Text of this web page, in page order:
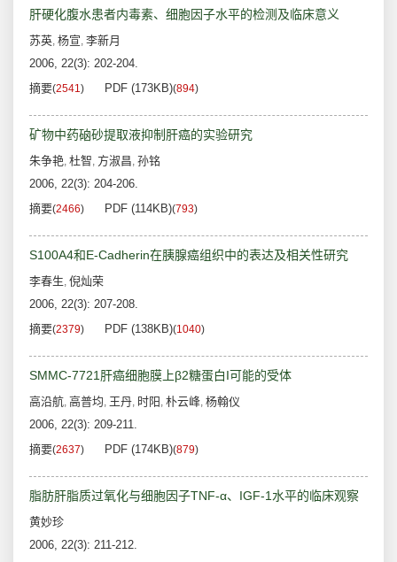
肝硬化腹水患者内毒素、细胞因子水平的检测及临床意义
苏英, 杨宣, 李新月
2006, 22(3): 202-204.
摘要(2541) PDF (173KB)(894)
矿物中药硇砂提取液抑制肝癌的实验研究
朱争艳, 杜智, 方淑昌, 孙铭
2006, 22(3): 204-206.
摘要(2466) PDF (114KB)(793)
S100A4和E-Cadherin在胰腺癌组织中的表达及相关性研究
李春生, 倪灿荣
2006, 22(3): 207-208.
摘要(2379) PDF (138KB)(1040)
SMMC-7721肝癌细胞膜上β2糖蛋白I可能的受体
高沿航, 高普均, 王丹, 时阳 , 朴云峰, 杨翰仪
2006, 22(3): 209-211.
摘要(2637) PDF (174KB)(879)
脂肪肝脂质过氧化与细胞因子TNF-α、IGF-1水平的临床观察
黄妙珍
2006, 22(3): 211-212.